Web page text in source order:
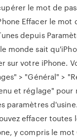
le mot de
Effacer le mot
depuis
monde sait
sur votre iPhone.
> "Général" >
et réglage" pour
paramètres
effacer toutes
y compris le mot